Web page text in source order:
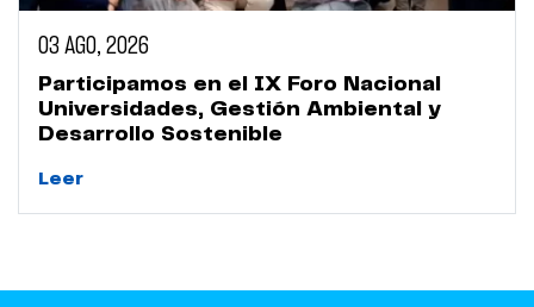
03 AGO, 2026
Participamos en el IX Foro Nacional
Universidades, Gestión Ambiental y
Desarrollo Sostenible
Leer